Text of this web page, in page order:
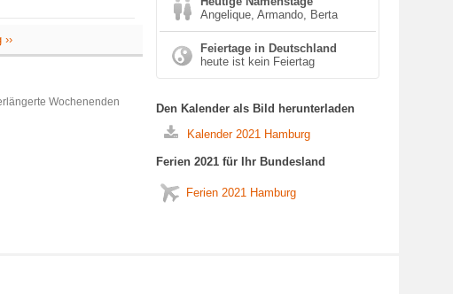
Wochenenden
Angelique, Armando, Berta
Feiertage in Deutschland
heute ist kein Feiertag
Den Kalender als Bild herunterladen
Kalender 2021 Hamburg
Ferien 2021 für Ihr Bundesland
Ferien 2021 Hamburg